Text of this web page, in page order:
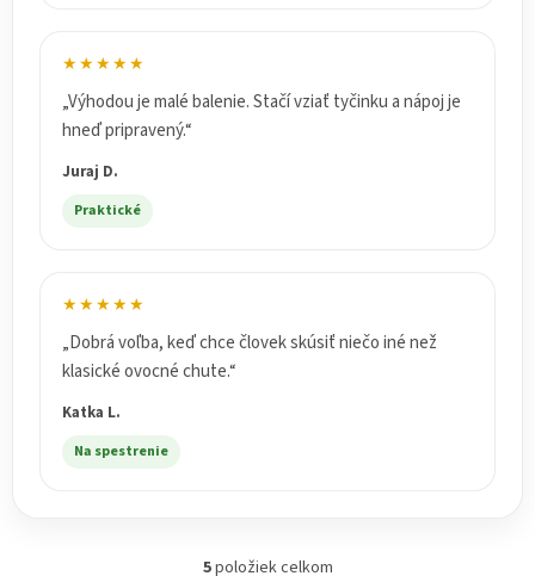
★★★★★
„Výhodou je malé balenie. Stačí vziať tyčinku a nápoj je
hneď pripravený.“
Juraj D.
Praktické
★★★★★
„Dobrá voľba, keď chce človek skúsiť niečo iné než
klasické ovocné chute.“
Katka L.
Na spestrenie
5položiek celkom